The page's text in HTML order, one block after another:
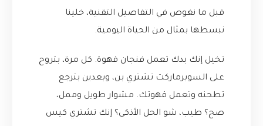
قبل ما نغوص في التفاصيل التقنية، خلينا
نبسطها بمثال من الحياة اليومية.
تخيل إنك بدك تعمل فنجان قهوة. كل مرة، بتروح
على السوبرماركت تشتري بن، وبعدين بترجع
تطحنه وتعمل قهوتك. مشوار طويل وممل،
صح؟ طيب، شو الحل الأذكى؟ إنك تشتري كيس